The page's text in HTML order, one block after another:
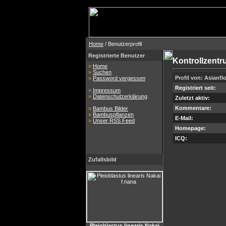
Home / Benutzerprofil
Registrierte Benutzer
» Home
» Suchen
» Password vergessen
» Impressum
» Datenschutzerklärung
» Bambus Bilder
» Bambuspflanzen
» Unser RSS Feed
Zufallsbild
Profil von:
Registriert seit:
Zuletzt aktiv:
Kommentare:
E-Mail:
Homepage:
ICQ: